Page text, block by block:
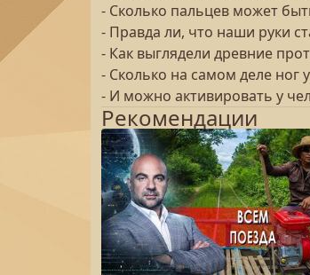
- Сколько пальцев может
- Правда ли, что наши руки
- Как выглядели древние
- Сколько на самом деле ног
- И можно активировать у
Рекомендации